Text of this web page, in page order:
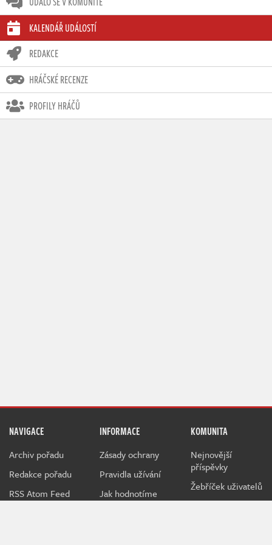
Živě
KALENDÁŘ UDÁLOSTÍ
REDAKCE
HRÁČSKÉ RECENZE
PROFILY HRÁČŮ
NAVIGACE
Archiv pořadu
Redakce pořadu
RSS Atom Feed
INFORMACE
Zásady ochrany
Pravidla užívání
Jak hodnotíme
KOMUNITA
Nejnovější
příspěvky
Žebříček uživatelů